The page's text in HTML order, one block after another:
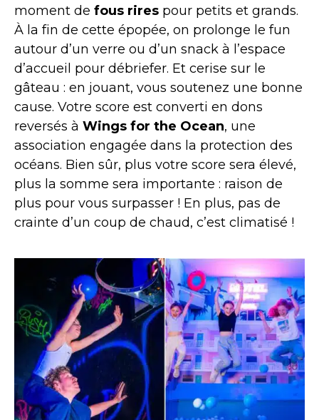
moment de fous rires pour petits et grands.
À la fin de cette épopée, on prolonge le fun
autour d’un verre ou d’un snack à l’espace
d’accueil pour débriefer. Et cerise sur le
gâteau : en jouant, vous soutenez une bonne
cause. Votre score est converti en dons
reversés à Wings for the Ocean, une
association engagée dans la protection des
océans. Bien sûr, plus votre score sera élevé,
plus la somme sera importante : raison de
plus pour vous surpasser ! En plus, pas de
crainte d’un coup de chaud, c’est climatisé !